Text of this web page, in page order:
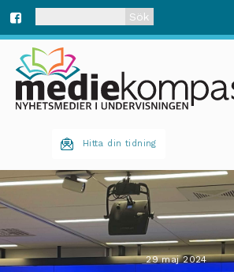
ce
När automatisk komplettering
Hitta din tidning
29 maj 2024